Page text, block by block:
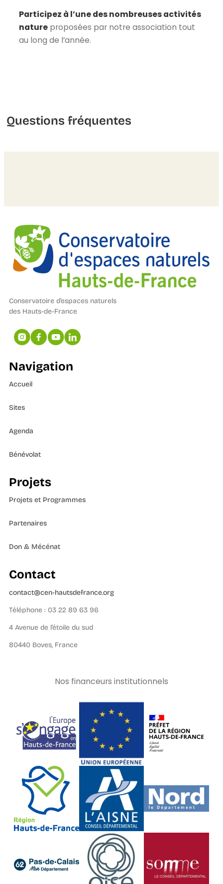
Participez à l’une des nombreuses activités
nature proposées par notre association tout
au long de l’année.
Questions fréquentes
Conservatoire d’espaces naturels
des Hauts-de-France
Navigation
Accueil
Sites
Agenda
Bénévolat
Projets
Projets et Programmes
Partenaires
Don & Mécénat
Contact
contact@cen-hautsdefrance.org
Téléphone : 03 22 89 63 96
4 Avenue de l’étoile du sud
80440 Boves, France
Nos financeurs institutionnels